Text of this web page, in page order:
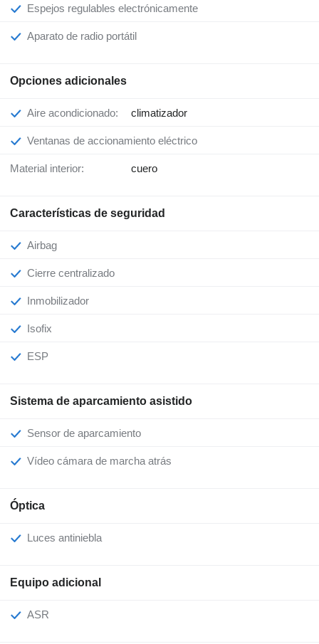
Espejos regulables electrónicamente
Aparato de radio portátil
Opciones adicionales
Aire acondicionado: climatizador
Ventanas de accionamiento eléctrico
Material interior: cuero
Características de seguridad
Airbag
Cierre centralizado
Inmobilizador
Isofix
ESP
Sistema de aparcamiento asistido
Sensor de aparcamiento
Vídeo cámara de marcha atrás
Óptica
Luces antiniebla
Equipo adicional
ASR